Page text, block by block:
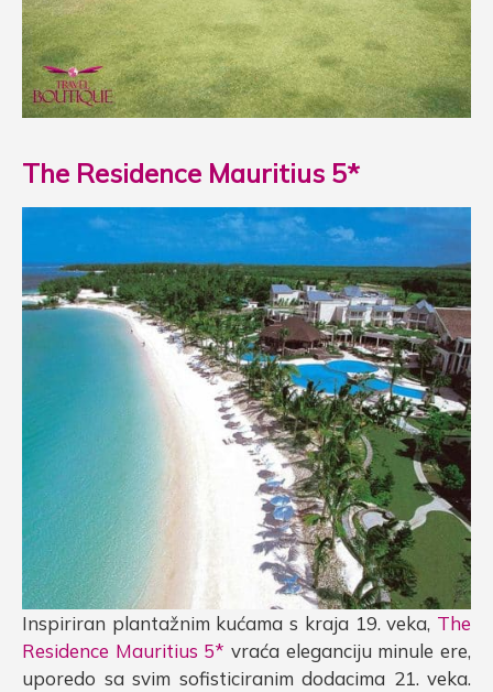
The Residence Mauritius 5*
Inspiriran plantažnim kućama s kraja 19. veka, The
Residence Mauritius 5* vraća eleganciju minule ere,
uporedo sa svim sofisticiranim dodacima 21. veka.